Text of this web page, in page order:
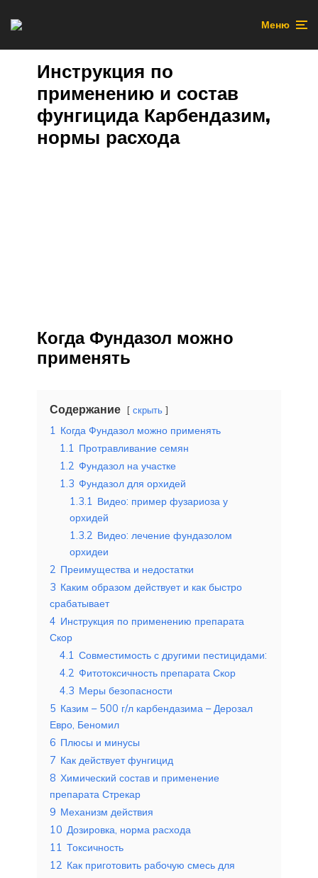
Меню
Инструкция по
применению и состав
фунгицида Карбендазим,
нормы расхода
Когда Фундазол можно
применять
Содержание скрыть
1 Когда Фундазол можно применять
1.1 Протравливание семян
1.2 Фундазол на участке
1.3 Фундазол для орхидей
1.3.1 Видео: пример фузариоза у
орхидей
1.3.2 Видео: лечение фундазолом
орхидеи
2 Преимущества и недостатки
3 Каким образом действует и как быстро
срабатывает
4 Инструкция по применению препарата
Скор
4.1 Совместимость с другими пестицидами:
4.2 Фитотоксичность препарата Скор
4.3 Меры безопасности
5 Казим – 500 г/л карбендазима – Дерозал
Евро, Беномил
6 Плюсы и минусы
7 Как действует фунгицид
8 Химический состав и применение
препарата Стрекар
9 Механизм действия
10 Дозировка, норма расхода
11 Токсичность
12 Как приготовить рабочую смесь для